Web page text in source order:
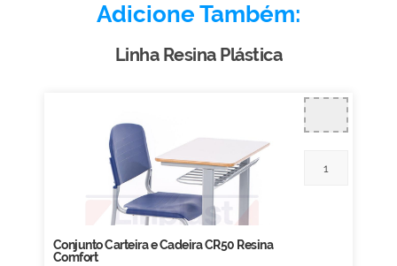
Adicione Também:
Linha Resina Plástica
Conjunto Carteira e Cadeira CR50 Resina
Comfort